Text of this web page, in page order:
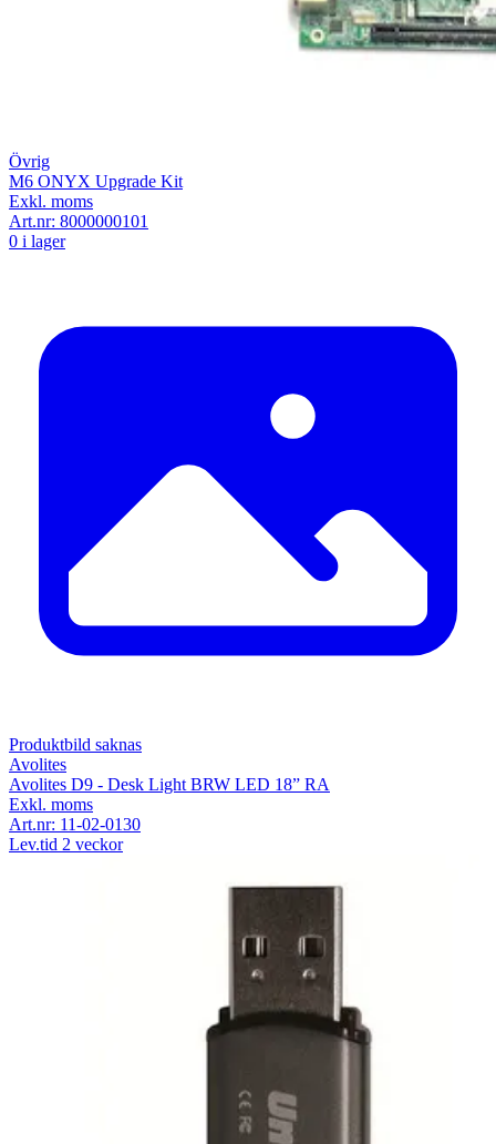
Övrig
M6 ONYX Upgrade Kit
Exkl. moms
Art.nr: 8000000101
0 i lager
Produktbild saknas
Avolites
Avolites D9 - Desk Light BRW LED 18” RA
Exkl. moms
Art.nr: 11-02-0130
Lev.tid 2 veckor